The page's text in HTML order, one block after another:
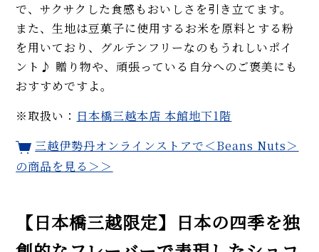
で、サクサクした食感もおいしさを引き立てます。
また、生地は豆菓子に使用するお米を原料とする粉
を用いており、グルテンフリーなのもうれしいポイ
ント♪ 贈り物や、頑張っている自分へのご褒美にも
おすすめですよ。
※取扱い： 日本橋三越本店 本館地下1階
三越伊勢丹オンラインストアで＜Beans Nuts＞
の商品を見る＞＞
【日本橋三越限定】日本の四季を独